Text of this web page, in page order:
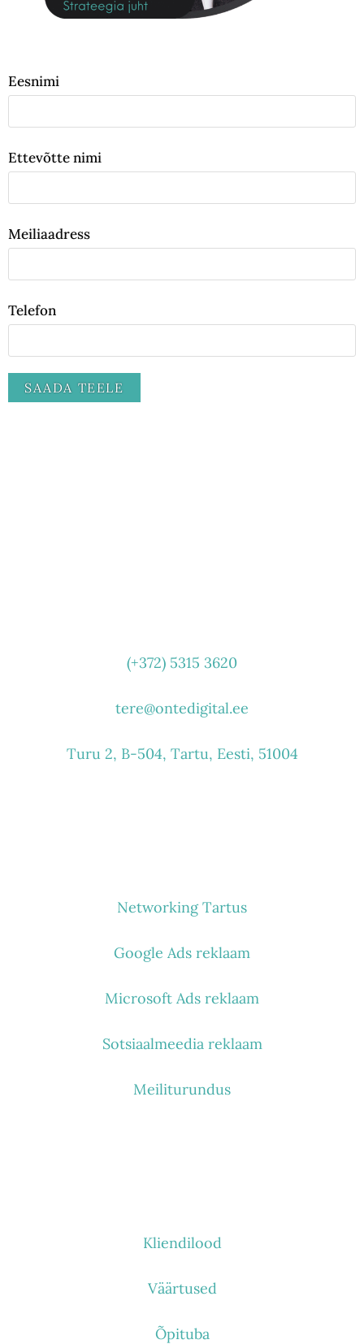
Eesnimi
Ettevõtte nimi
Meiliaadress
Telefon
(+372) 5315 3620
tere@ontedigital.ee
Turu 2, B-504, Tartu, Eesti, 51004
Networking Tartus
Google Ads reklaam
Microsoft Ads reklaam
Sotsiaalmeedia reklaam
Meiliturundus
Kliendilood
Väärtused
Õpituba